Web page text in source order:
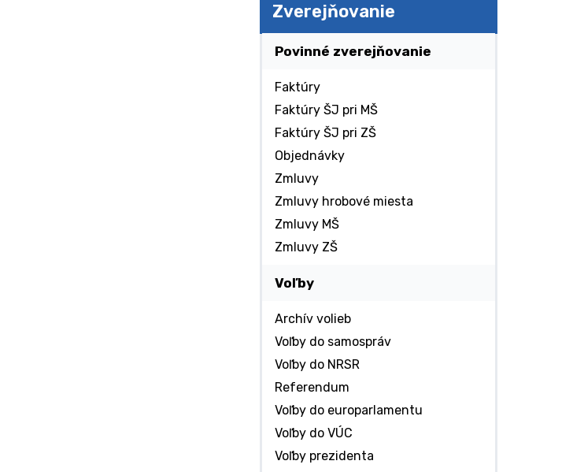
Zverejňovanie
Povinné zverejňovanie
Faktúry
Faktúry ŠJ pri MŠ
Faktúry ŠJ pri ZŠ
Objednávky
Zmluvy
Zmluvy hrobové miesta
Zmluvy MŠ
Zmluvy ZŠ
Voľby
Archív volieb
Voľby do samospráv
Voľby do NRSR
Referendum
Voľby do europarlamentu
Voľby do VÚC
Voľby prezidenta